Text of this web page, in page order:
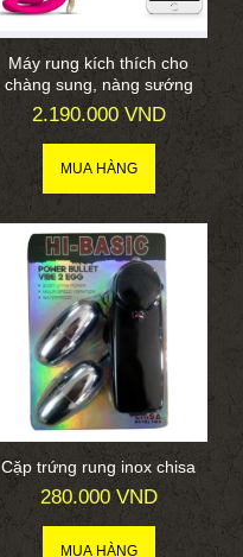
Máy rung kích thích cho
chàng sung, nàng sướng
2.190.000 VND
Cặp trứng rung inox chisa
280.000 VND